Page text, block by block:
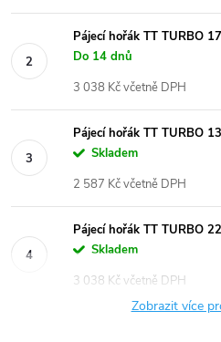
Pájecí hořák TT TURBO
Do 14 dnů
3 038 Kč včetně DPH
Pájecí hořák TT TURBO
Skladem
2 587 Kč včetně DPH
Pájecí hořák TT TURBO
Skladem
3 038 Kč včetně DPH
Zobrazit více